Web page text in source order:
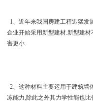
1、近年来我国房建工程迅猛发
企业开始采用新型建材.新型建
害更小.
2、这种材料主要运用于建筑墙
冻能力,除此之外其力学性能也